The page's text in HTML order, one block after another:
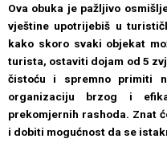
Ova obuka je pažljivo
vještine upotrijebiš u
kako skoro svaki objekat
turista, ostaviti dojam od 5
čistoću i spremno primiti
organizaciju brzog i
prekomjernih rashoda. Znat
i dobiti mogućnost da se